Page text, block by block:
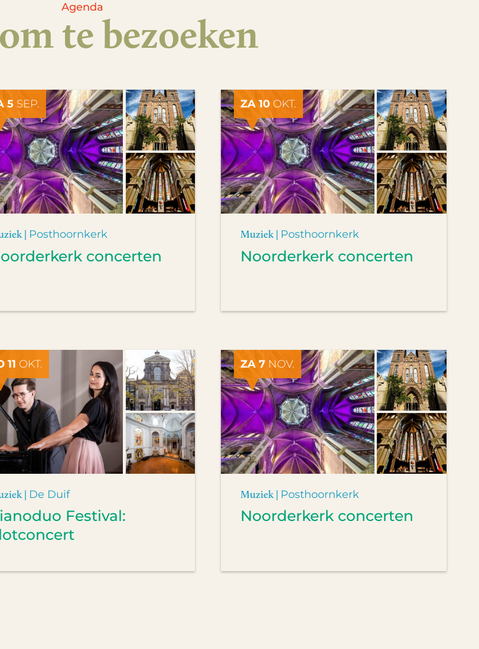
Agenda
te bezoeken
5SEP.
| Posthoornkerk
concerten
ZA 10OKT.
Muziek | Posthoornkerk
Noorderkerk concerten
11 OKT.
| De Duif
Festival:
ZA 7NOV.
Muziek | Posthoornkerk
Noorderkerk concerten